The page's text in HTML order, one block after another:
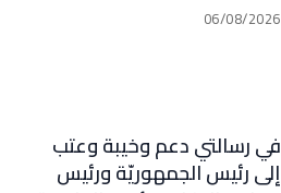
06/08/2026
في رسالتي دعم وخيبة وعتب
إلى رئيس الجمهوريّة ورئيس